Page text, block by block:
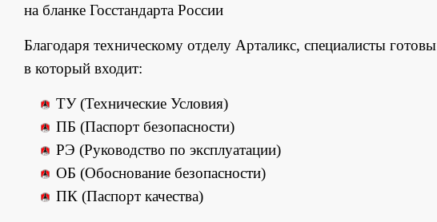
на бланке Госстандарта России
Благодаря техническому отделу Арталикс, специалисты
в который входит:
ТУ (Технические Условия)
ПБ (Паспорт безопасности)
РЭ (Руководство по эксплуатации)
ОБ (Обоснование безопасности)
ПК (Паспорт качества)